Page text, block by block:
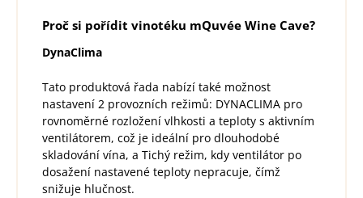
Proč si pořídit vinotéku mQuvée Wine Cave?
DynaClima
Tato produktová řada nabízí také možnost
nastavení 2 provozních režimů: DYNACLIMA pro
rovnoměrné rozložení vlhkosti a teploty s aktivním
ventilátorem, což je ideální pro dlouhodobé
skladování vína, a Tichý režim, kdy ventilátor po
dosažení nastavené teploty nepracuje, čímž
snižuje hlučnost.